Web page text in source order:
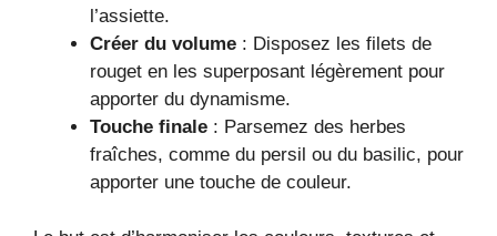
l’assiette.
Créer du volume : Disposez les filets de
rouget en les superposant légèrement pour
apporter du dynamisme.
Touche finale : Parsemez des herbes
fraîches, comme du persil ou du basilic, pour
apporter une touche de couleur.